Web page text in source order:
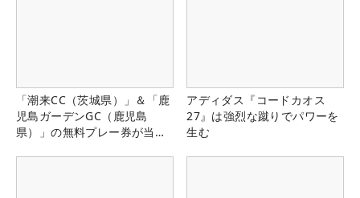
「潮来CC（茨城県）」＆「鹿
児島ガーデンGC（鹿児島
県）」の無料プレー券が当た
アディダス『コードカオス
27』は強烈な蹴りでパワーを
生む